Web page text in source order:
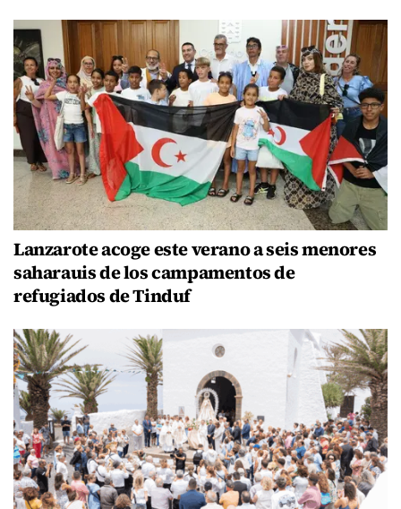
Lanzarote acoge este verano a seis menores
saharauis de los campamentos de
refugiados de Tinduf